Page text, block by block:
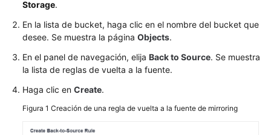
de
consola
del
navegador
web
iniciales
Storage.
En la lista de bucket, haga clic en el nombre del bucket que
desee. Se muestra la página Objects.
En el panel de navegación, elija Back to Source. Se muestra
la lista de reglas de vuelta a la fuente.
Haga clic en Create.
Figura 1 Creación de una regla de vuelta a la fuente de mirroring